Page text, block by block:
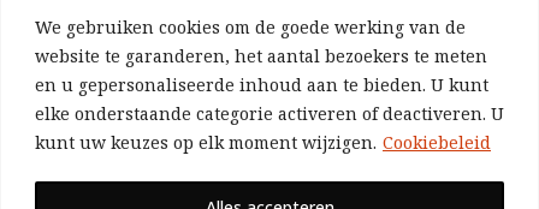
We gebruiken cookies om de goede werking van de
website te garanderen, het aantal bezoekers te meten
en u gepersonaliseerde inhoud aan te bieden. U kunt
elke onderstaande categorie activeren of deactiveren. U
kunt uw keuzes op elk moment wijzigen. Cookiebeleid
Aangezien we volledig zelf gefinancierd zijn
(zonder subsidies, zonder commerciële
advertenties en zonder rijke sponsors), zijn we
voor de publicatie van ons tijdschrift uitsluitend
afhankelijk van de financiële steun van onze